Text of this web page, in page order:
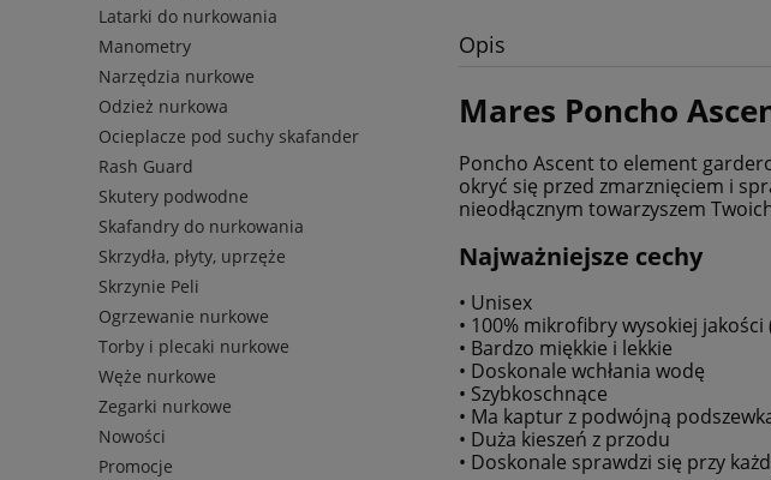
Latarki do nurkowania
Manometry
Narzędzia nurkowe
Odzież nurkowa
Ocieplacze pod suchy skafander
Rash Guard
Skutery podwodne
Skafandry do nurkowania
Skrzydła, płyty, uprzęże
Skrzynie Peli
Ogrzewanie nurkowe
Torby i plecaki nurkowe
Węże nurkowe
Zegarki nurkowe
Nowości
Promocje
Opis
Mares Poncho
Poncho Ascent to element
okryć się przed zmarznięciem i
nieodłącznym towarzyszem
Najważniejsze cechy
• Unisex
• 100% mikrofibry wysokiej jakości
• Bardzo miękkie i lekkie
• Doskonale wchłania wodę
• Szybkoschnące
• Ma kaptur z podwójną
• Duża kieszeń z przodu
• Doskonale sprawdzi się przy